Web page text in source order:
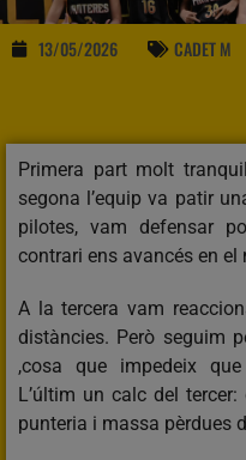
13/05/2026 CADET M
Primera part molt
segona l’equip va patir
pilotes, vam defensar
contrari ens avancés en el
A la tercera vam
distàncies. Però seguim
,cosa que impedeix
L’últim un calc del
punteria i massa pèrdues